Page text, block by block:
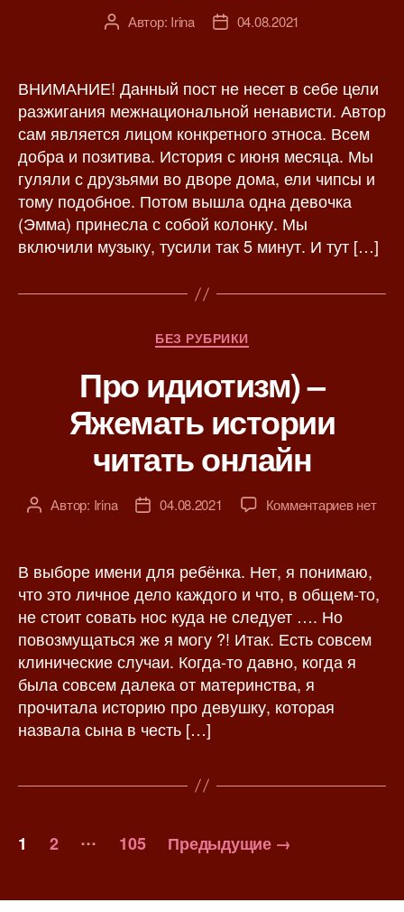
А
о
з
а
п
и
с
и
Автор: Irina
Д
а
а
п
и
с
и
04.08.2021
ВНИМАНИЕ! Данный пост не несет в себе цели
разжигания межнациональной ненависти. Автор
сам является лицом конкретного этноса. Всем
добра и позитива. История с июня месяца. Мы
гуляли с друзьями во дворе дома, ели чипсы и
тому подобное. Потом вышла одна девочка
(Эмма) принесла с собой колонку. Мы
включили музыку, тусили так 5 минут. И тут […]
Р
у
б
р
к
и
БЕЗ РУБРИКИ
Про идиотизм) –
Яжемать истории
читать онлайн
А
о
з
а
п
и
с
и
Автор: Irina
Д
а
з
а
п
и
с
и
04.08.2021 Комментариевк
и
с
П
р
т
Я
нет
В выборе имени для ребёнка. Нет, я понимаю,
что это личное дело каждого и что, в общем-то,
не стоит совать нос куда не следует …. Но
повозмущаться же я могу ?! Итак. Есть совсем
клинические случаи. Когда-то давно, когда я
была совсем далека от материнства, я
прочитала историю про девушку, которая
назвала сына в честь […]
П
1 2 … 105 Предыдущие →